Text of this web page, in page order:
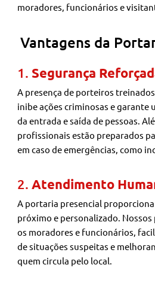
moradores, funcionários e
Vantagens da
1. Segurança
A presença de porteiros
inibe ações criminosas e garante
da entrada e saída de pessoas.
profissionais estão preparados
em caso de emergências, como
2.Atendimento
A portaria presencial
próximo e personalizado.
os moradores e funcionários,
de situações suspeitas e
quem circula pelo local.